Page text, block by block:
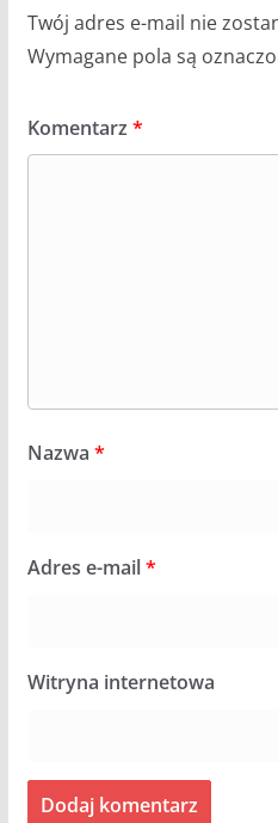
Twój adres e-mail nie
Wymagane pola są
Komentarz *
Nazwa *
Adres e-mail*
Witryna internetowa